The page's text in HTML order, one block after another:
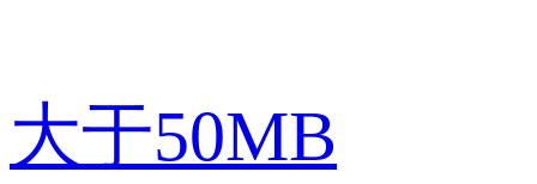
大于50MB